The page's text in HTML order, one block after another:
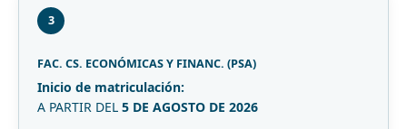
3
FAC. CS. ECONÓMICAS Y FINANC. (PSA)
Inicio de matriculación:
A PARTIR DEL 5 DE AGOSTO DE 2026